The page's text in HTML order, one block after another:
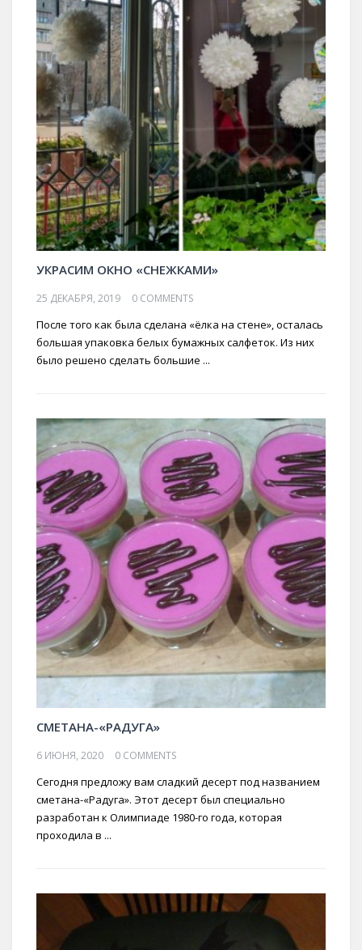
УКРАСИМ ОКНО «СНЕЖКАМИ»
25 ДЕКАБРЯ, 2019 0 COMMENTS
После того как была сделана «ёлка на стене», осталась
большая упаковка белых бумажных салфеток. Из них
было решено сделать большие ...
СМЕТАНА-«РАДУГА»
6 ИЮНЯ, 2020 0 COMMENTS
Сегодня предложу вам сладкий десерт под названием
сметана-«Радуга». Этот десерт был специально
разработан к Олимпиаде 1980-го года, которая
проходила в ...